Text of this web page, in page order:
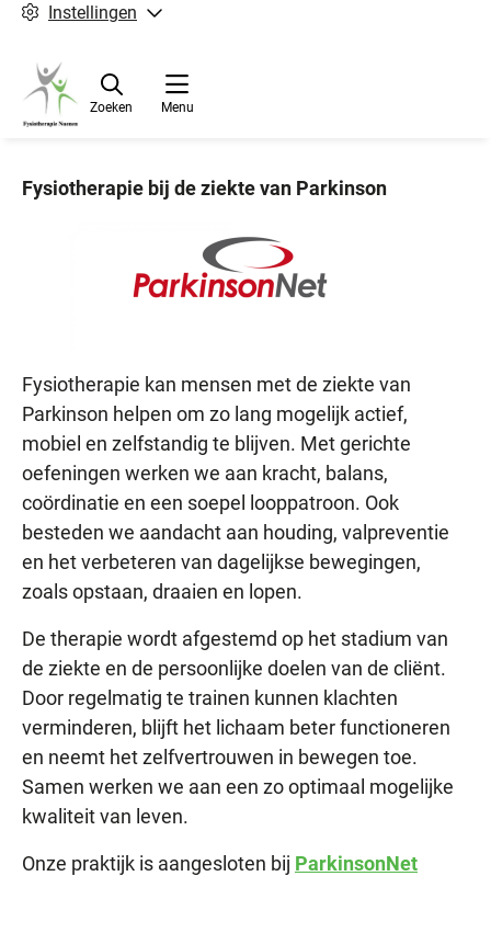
Instellingen
Menu
Zoeken
Fysiotherapie bij de ziekte van Parkinson
Fysiotherapie kan mensen met de ziekte van
Parkinson helpen om zo lang mogelijk actief,
mobiel en zelfstandig te blijven. Met gerichte
oefeningen werken we aan kracht, balans,
coördinatie en een soepel looppatroon. Ook
besteden we aandacht aan houding, valpreventie
en het verbeteren van dagelijkse bewegingen,
zoals opstaan, draaien en lopen.
De therapie wordt afgestemd op het stadium van
de ziekte en de persoonlijke doelen van de cliënt.
Door regelmatig te trainen kunnen klachten
verminderen, blijft het lichaam beter functioneren
en neemt het zelfvertrouwen in bewegen toe.
Samen werken we aan een zo optimaal mogelijke
kwaliteit van leven.
Onze praktijk is aangesloten bij ParkinsonNet